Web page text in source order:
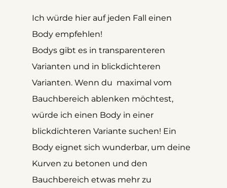
Ich würde hier auf jeden Fall einen
Body empfehlen!
Bodys gibt es in transparenteren
Varianten und in blickdichteren
Varianten. Wenn du  maximal vom
Bauchbereich ablenken möchtest,
würde ich einen Body in einer
blickdichteren Variante suchen! Ein
Body eignet sich wunderbar, um deine
Kurven zu betonen und den
Bauchbereich etwas mehr zu